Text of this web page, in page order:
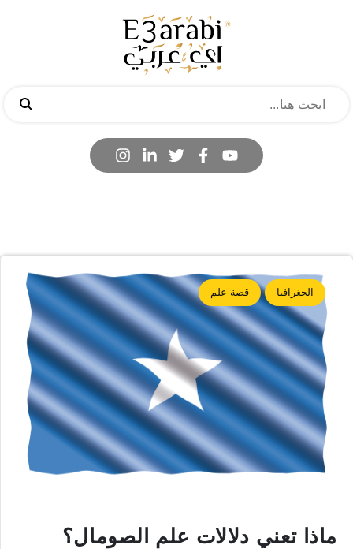
الجغرافيا قصة علم
ماذا تعني دلالات علم الصومال؟